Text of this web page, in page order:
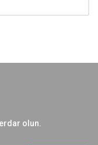
olun.